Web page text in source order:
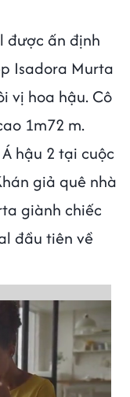
được ấn định
Isadora Murta
vị hoa hậu. Cô
1m72 m.
hậu 2 tại cuộc
giả quê nhà
giành chiếc
đầu tiên về